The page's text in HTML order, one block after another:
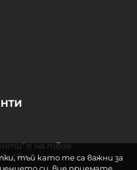
е на твое
тъй като те са важни за